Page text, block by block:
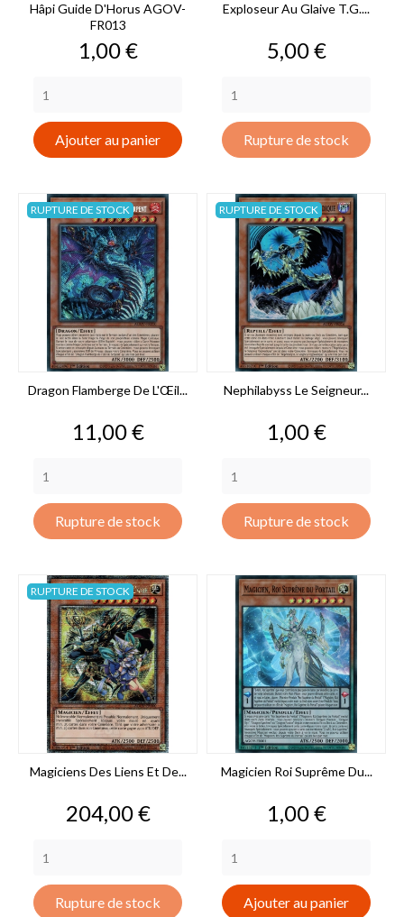
Hâpi Guide D'Horus AGOV-
FR013
Prix
1,00 €
Ajouter au panier
Exploseur Au Glaive T.G....
Prix
5,00 €
Rupture de stock
Dragon Flamberge De L'Œil...
Prix
11,00 €
Rupture de stock
RUPTURE DE STOCK
Nephilabyss Le Seigneur...
Prix
1,00 €
Rupture de stock
RUPTURE DE STOCK
Magiciens Des Liens Et De...
Prix
204,00 €
Rupture de stock
RUPTURE DE STOCK
Magicien Roi Suprême Du...
Prix
1,00 €
Ajouter au panier